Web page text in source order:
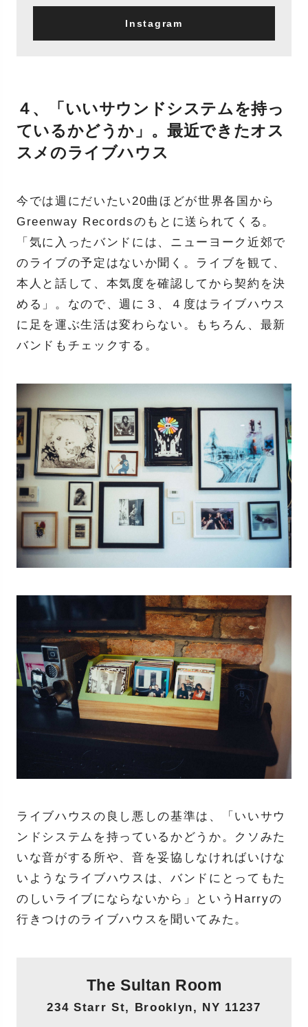
Instagram
４、「いいサウンドシステムを持っ
ているかどうか」。最近できたオス
スメのライブハウス
今では週にだいたい20曲ほどが世界各国から
Greenway Recordsのもとに送られてくる。
「気に入ったバンドには、ニューヨーク近郊で
のライブの予定はないか聞く。ライブを観て、
本人と話して、本気度を確認してから契約を決
める」。なので、週に３、４度はライブハウス
に足を運ぶ生活は変わらない。もちろん、最新
バンドもチェックする。
ライブハウスの良し悪しの基準は、「いいサウ
ンドシステムを持っているかどうか。クソみた
いな音がする所や、音を妥協しなければいけな
いようなライブハウスは、バンドにとってもた
のしいライブにならないから」というHarryの
行きつけのライブハウスを聞いてみた。
The Sultan Room
234 Starr St, Brooklyn, NY 11237